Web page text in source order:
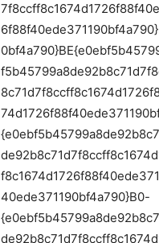
40ede371190bf4a790}B0-